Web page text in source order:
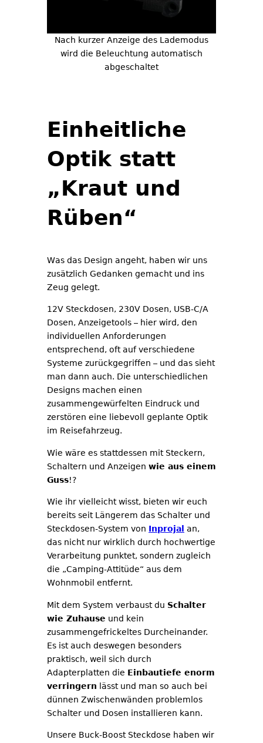
Nach kurzer Anzeige des Lademodus
wird die Beleuchtung automatisch
abgeschaltet
Einheitliche
Optik statt
„Kraut und
Rüben“
Was das Design angeht, haben wir uns
zusätzlich Gedanken gemacht und ins
Zeug gelegt.
12V Steckdosen, 230V Dosen, USB-C/A
Dosen, Anzeigetools – hier wird, den
individuellen Anforderungen
entsprechend, oft auf verschiedene
Systeme zurückgegriffen – und das sieht
man dann auch. Die unterschiedlichen
Designs machen einen
zusammengewürfelten Eindruck und
zerstören eine liebevoll geplante Optik
im Reisefahrzeug.
Wie wäre es stattdessen mit Steckern,
Schaltern und Anzeigen wie aus einem
Guss!?
Wie ihr vielleicht wisst, bieten wir euch
bereits seit Längerem das Schalter und
Steckdosen-System von Inprojal an,
das nicht nur wirklich durch hochwertige
Verarbeitung punktet, sondern zugleich
die „Camping-Attitüde“ aus dem
Wohnmobil entfernt.
Mit dem System verbaust du Schalter
wie Zuhause und kein
zusammengefrickeltes Durcheinander.
Es ist auch deswegen besonders
praktisch, weil sich durch
Adapterplatten die Einbautiefe enorm
verringern lässt und man so auch bei
dünnen Zwischenwänden problemlos
Schalter und Dosen installieren kann.
Unsere Buck-Boost Steckdose haben wir